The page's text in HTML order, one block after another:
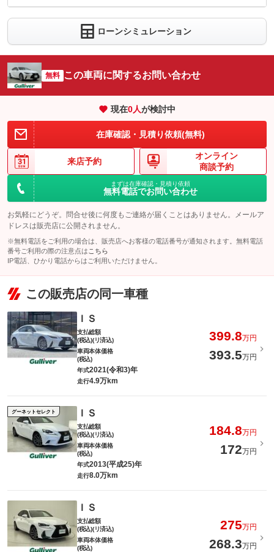
トしてくれます。多発する大雨やゲリラ豪雨に備えるためにお勧
めしたい商品です。
このパックの見積もり依頼（無料）
車両本体価
パック内容
式のクルマへの施工をお勧めをしたい商品になります。
備考
このパックの見積もり依頼（無料）
4
車両本体価
格
『コンフォートガード』はファブリック・コンビ・レザーの３パ
ッケージをご用意しております。シートや天張り、フロアマット
を光触媒でコーティングし防汚・撥水効果が期待でき、高年式や
輸入車にもお勧めです。
このパックの見積もり依頼（無料）
ローンシミュレーション
無料 この車両に関するお問い合わせ
現在0人が検討中
在庫確認・見積り依頼(無料)
来店予約
オンライン
商談予約
まずは在庫確認・見積り依頼
無料電話でお問い合わせ
お気軽にどうぞ。問合せ後に何度もご連絡が届くことはありません。メールア
ドレスは販売店に公開されません。
※無料電話をご利用の場合は、販売店へお客様の電話番号が通知されます。無料電話
番号ご利用の際の注意点は こちら
IP電話、ひかり電話からはご利用いただけません。
この販売店の同一車種
ＩＳ
支払総額
(税込)(リ済込)
399.8万円
車両本体価格
(税込)
393.5万円
年式2021(令和3)年
走行4.9万km
グーネットセレクト ＩＳ
支払総額
(税込)(リ済込)
184.8万円
車両本体価格
(税込)
172万円
年式2013(平成25)年
走行8.0万km
ＩＳ
支払総額
(税込)(リ済込)
275万円
車両本体価格
(税込)
268.3万円